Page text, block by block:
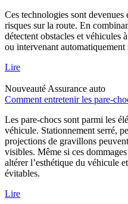
Ces technologies sont
risques sur la route. En
détectent obstacles et véhicules
ou intervenant automatiquement
Lire
Nouveauté Assurance auto
Comment entretenir les pare-
Les pare-chocs sont parmi les
véhicule. Stationnement serré,
projections de gravillons
visibles. Même si ces
altérer l’esthétique du véhicule
évitables.
Lire